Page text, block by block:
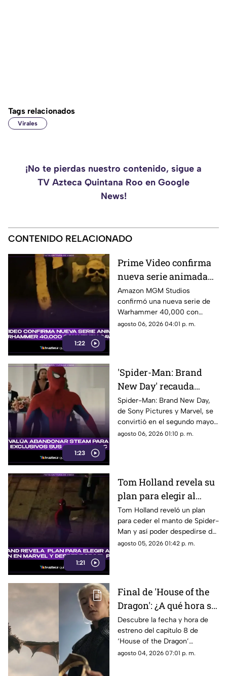
Tags relacionados
Virales
¡No te pierdas nuestro contenido, sigue a
TV Azteca Quintana Roo en Google
News!
CONTENIDO RELACIONADO
1:22
Prime Video confirma
nueva serie animada
de Warhammer 40,000
con Henry Cavill
Amazon MGM Studios
confirmó una nueva serie de
Warhammer 40,000 con
Henry Cavill como productor
agosto 06, 2026 04:01 p. m.
1:23
'Spider-Man: Brand
New Day' recauda
millones de dólares y
es el segundo mejor
debut de la historia
Spider-Man: Brand New Day,
de Sony Pictures y Marvel, se
convirtió en el segundo mayor
estreno de fin de semana. Aquí
agosto 06, 2026 01:10 p. m.
1:21
Tom Holland revela su
plan para elegir al
próximo Spider-Man
en Marvel y despedirse
del personaje
Tom Holland reveló un plan
para ceder el manto de Spider-
Man y así poder despedirse del
personaje. Aquí te
agosto 05, 2026 01:42 p. m.
Final de 'House of the
Dragon': ¿A qué hora se
estrena el ÚLTIMO
capítulo de la
temporada 3 de La Casa
del Dragón en México?
Descubre la fecha y hora de
estreno del capítulo 8 de
‘House of the Dragon’
temporada 3 en México. Todos
agosto 04, 2026 07:01 p. m.